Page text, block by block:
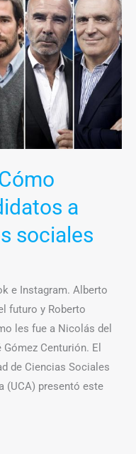
a
sociales
e Instagram. Alberto
futuro y Roberto
les fue a Nicolás del
Centurión. El
de Ciencias Sociales
(UCA) presentó este